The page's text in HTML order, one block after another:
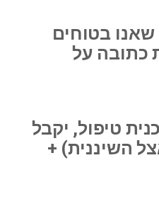
שאנו בטוחים
כתובה על
טיפול, יקבל
השיננית) +